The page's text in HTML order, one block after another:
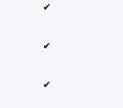
✔︎
✔︎
✔︎